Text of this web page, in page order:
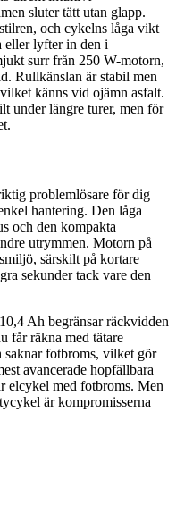
sluter tätt utan glapp.
och cykelns låga vikt
eller lyfter in den i
surr från 250 W-motorn,
Rullkänslan är stabil men
känns vid ojämn asfalt.
under längre turer, men för
problemlösare för dig
hantering. Den låga
och den kompakta
utrymmen. Motorn på
särskilt på kortare
sekunder tack vare den
Ah begränsar räckvidden
får räkna med tätare
fotbroms, vilket gör
avancerade hopfällbara
elcykel med fotbroms. Men
är kompromisserna